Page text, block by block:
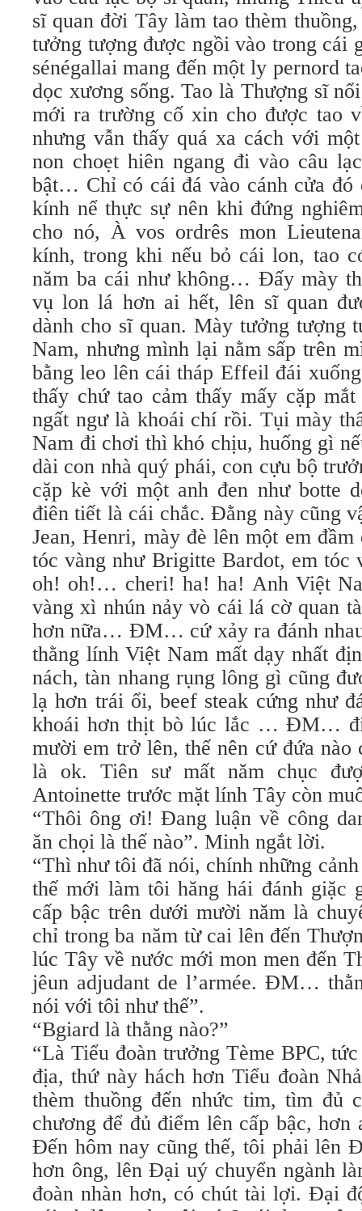
sĩ quan đời Tây làm tao thèm
tưởng tượng được ngồi vào trong cái
sénégallai mang đến một ly pernord
dọc xương sống. Tao là Thượng sĩ
mới ra trường cố xin cho được tao
nhưng vẫn thấy quá xa cách với
non choẹt hiên ngang đi vào câu
bật… Chỉ có cái đá vào cánh cửa đó
kính nể thực sự nên khi đứng
cho nó, À vos ordrês mon
kính, trong khi nếu bỏ cái lon, tao
năm ba cái như không… Đấy mày
vụ lon lá hơn ai hết, lên sĩ quan
dành cho sĩ quan. Mày tưởng tượng
Nam, nhưng mình lại nằm sấp trên
bằng leo lên cái tháp Effeil đái
thấy chứ tao cảm thấy mấy cặp
ngất ngư là khoái chí rồi. Tụi mày
Nam đi chơi thì khó chịu, huống gì
dài con nhà quý phái, con cựu bộ
cặp kè với một anh đen như botte
điên tiết là cái chắc. Đằng này cũng
Jean, Henri, mày đè lên một em
tóc vàng như Brigitte Bardot, em tóc
oh! oh!… cheri! ha! ha! Anh Việt
vàng xì nhún nảy vò cái lá cờ quan
hơn nữa… ĐM… cứ xảy ra đánh
thằng lính Việt Nam mất dạy nhất
nách, tàn nhang rụng lông gì cũng
lạ hơn trái ổi, beef steak cứng như
khoái hơn thịt bò lúc lắc … ĐM… đi
mười em trở lên, thế nên cứ đứa nào
là ok. Tiên sư mất năm chục
Antoinette trước mặt lính Tây còn
“Thôi ông ơi! Đang luận về công
ăn chọi là thế nào”. Minh ngắt lời.
“Thì như tôi đã nói, chính những
thế mới làm tôi hăng hái đánh giặc
cấp bậc trên dưới mười năm là
chỉ trong ba năm từ cai lên đến
lúc Tây về nước mới mon men đến
jêun adjudant de l’armée. ĐM…
nói với tôi như thế”.
“Bgiard là thằng nào?”
“Là Tiểu đoàn trưởng Tème BPC,
địa, thứ này hách hơn Tiểu đoàn
thèm thuồng đến nhức tim, tìm đủ
chương để đủ điểm lên cấp bậc,
Đến hôm nay cũng thế, tôi phải lên
hơn ông, lên Đại uý chuyển ngành
đoàn nhàn hơn, có chút tài lợi. Đại